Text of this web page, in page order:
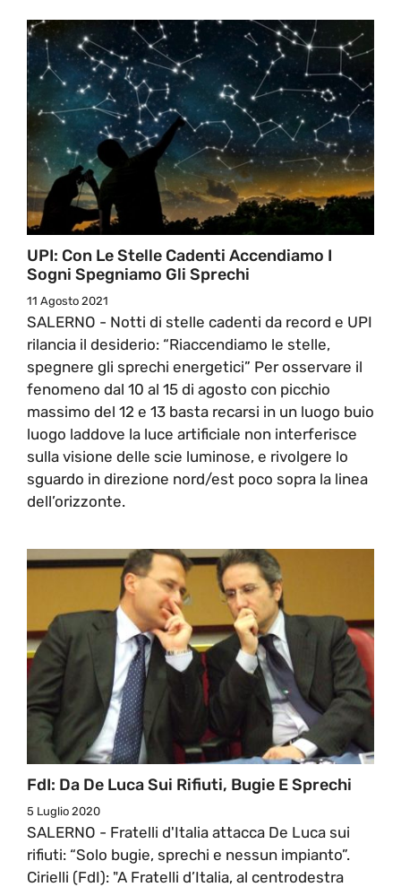
UPI: Con Le Stelle Cadenti Accendiamo I
Sogni Spegniamo Gli Sprechi
11 Agosto 2021
SALERNO - Notti di stelle cadenti da record e UPI
rilancia il desiderio: “Riaccendiamo le stelle,
spegnere gli sprechi energetici” Per osservare il
fenomeno dal 10 al 15 di agosto con picchio
massimo del 12 e 13 basta recarsi in un luogo buio
luogo laddove la luce artificiale non interferisce
sulla visione delle scie luminose, e rivolgere lo
sguardo in direzione nord/est poco sopra la linea
dell’orizzonte.
FdI: Da De Luca Sui Rifiuti, Bugie E Sprechi
5 Luglio 2020
SALERNO - Fratelli d'Italia attacca De Luca sui
rifiuti: “Solo bugie, sprechi e nessun impianto”.
Cirielli (FdI): "A Fratelli d’Italia, al centrodestra